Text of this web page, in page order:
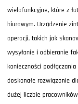
wielofunkcyjne, które z
biurowym. Urządzenie
operacji, takich jak
wysyłanie i odbieranie
konieczności
doskonałe rozwiązanie
dużej liczbie